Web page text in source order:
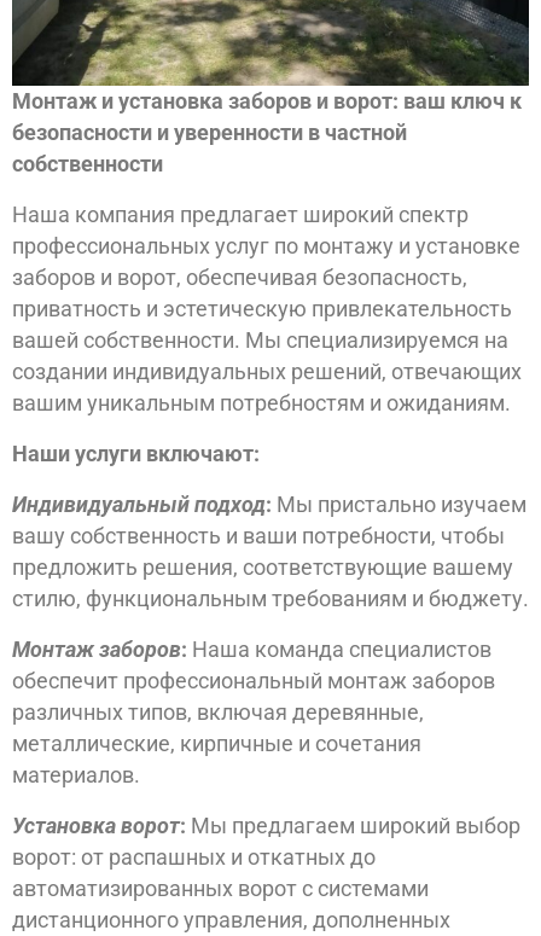
Монтаж и установка заборов и ворот: ваш ключ к
безопасности и уверенности в частной
собственности
Наша компания предлагает широкий спектр
профессиональных услуг по монтажу и установке
заборов и ворот, обеспечивая безопасность,
приватность и эстетическую привлекательность
вашей собственности. Мы специализируемся на
создании индивидуальных решений, отвечающих
вашим уникальным потребностям и ожиданиям.
Наши услуги включают:
Индивидуальный подход: Мы пристально изучаем
вашу собственность и ваши потребности, чтобы
предложить решения, соответствующие вашему
стилю, функциональным требованиям и бюджету.
Монтаж заборов: Наша команда специалистов
обеспечит профессиональный монтаж заборов
различных типов, включая деревянные,
металлические, кирпичные и сочетания
материалов.
Установка ворот: Мы предлагаем широкий выбор
ворот: от распашных и откатных до
автоматизированных ворот с системами
дистанционного управления, дополненных